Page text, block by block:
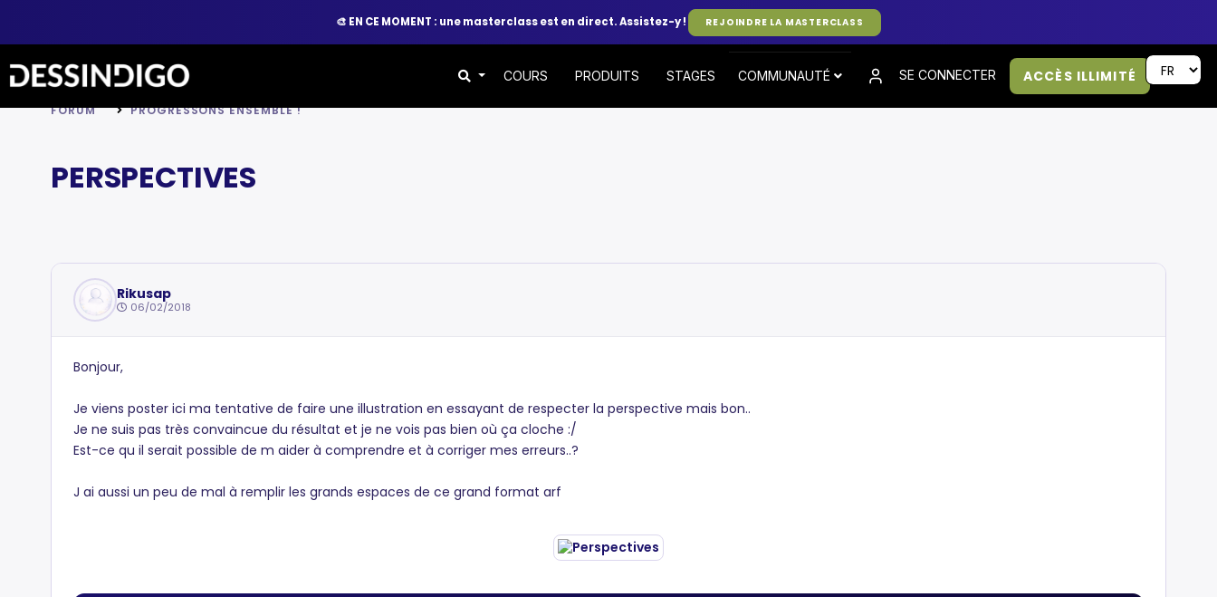
🎨 EN CE MOMENT : une masterclass est en direct. Assistez-y ! REJOINDRE LA MASTERCLASS
COURS PRODUITS STAGES COMMUNAUTÉ SE CONNECTER ACCÈS ILLIMITÉ
FORUM PROGRESSONS ENSEMBLE !
PERSPECTIVES
Rikusap
06/02/2018
Bonjour,
Je viens poster ici ma tentative de faire une illustration en essayant de respecter la perspective mais bon..
Je ne suis pas très convaincue du résultat et je ne vois pas bien où ça cloche :/
Est-ce qu il serait possible de m aider à comprendre et à corriger mes erreurs..?
J ai aussi un peu de mal à remplir les grands espaces de ce grand format arf